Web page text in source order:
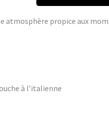
atmosphère propice aux
à l’italienne